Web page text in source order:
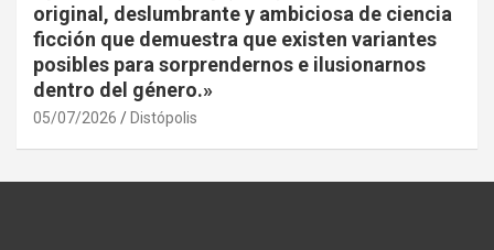
original, deslumbrante y ambiciosa de ciencia
ficción que demuestra que existen variantes
posibles para sorprendernos e ilusionarnos
dentro del género.»
05/07/2026 Distópolis